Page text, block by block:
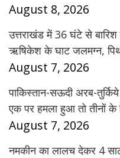
August 8, 2026
उत्तराखंड में 36 घंटे से बारिश
ऋषिकेश के घाट जलमग्न,
August 7, 2026
पाकिस्तान-सऊदी अरब-
एक पर हमला हुआ तो तीनों के
August 7, 2026
नमकीन का लालच देकर 4